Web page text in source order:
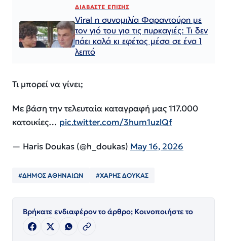
ΔΙΑΒΑΣΤΕ ΕΠΙΣΗΣ
Viral η συνομιλία Φαραντούρη με
τον γιό του για τις πυρκαγιές: Τι δεν
πάει καλά κι εφέτος μέσα σε ένα 1
λεπτό
Τι μπορεί να γίνει;
Με βάση την τελευταία καταγραφή μας 117.000
κατοικίες… pic.twitter.com/3hum1uzlQf
— Haris Doukas (@h_doukas) May 16, 2026
#ΔΗΜΟΣ ΑΘΗΝΑΙΩΝ #ΧΑΡΗΣ ΔΟΥΚΑΣ
Βρήκατε ενδιαφέρον το άρθρο; Κοινοποιήστε το